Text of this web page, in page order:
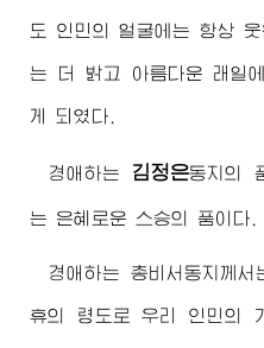
도 인민의 얼굴에는 항상
는 더 밝고 아름다운 래일
게 되였다.
경애하는 김정은동지 의
는 은혜로운 스승의 품이다.
경애하는 총비서동지께서
휴의 령도로 우리 인민의